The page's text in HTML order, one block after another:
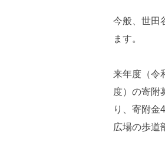
今般、世田
ます。
来年度（令
度）の寄附
り、寄附金
広場の歩道